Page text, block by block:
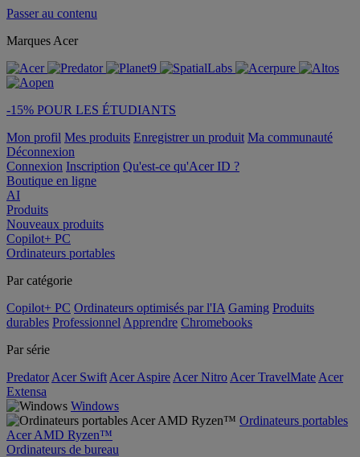
Passer au contenu
Marques Acer
-15% POUR LES ÉTUDIANTS
Mon profil Mes produits Enregistrer un produit Ma communauté
Déconnexion
Connexion Inscription Qu'est-ce qu'Acer ID ?
Boutique en ligne
AI
Produits
Nouveaux produits
Copilot+ PC
Ordinateurs portables
Par catégorie
Copilot+ PC Ordinateurs optimisés par l'IA Gaming Produits
durables Professionnel Apprendre Chromebooks
Par série
Predator Acer Swift Acer Aspire Acer Nitro Acer TravelMate Acer
Extensa
Windows
Ordinateurs portables
Acer AMD Ryzen™
Ordinateurs de bureau